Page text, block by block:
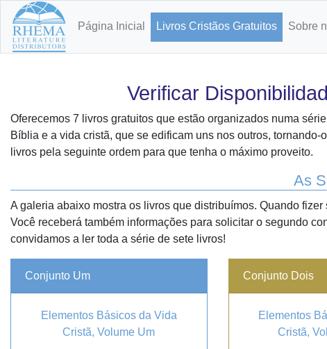
Página Inicial Livros Cristãos Gratuitos Sobre
Verificar
Oferecemos 7 livros gratuitos que estão organizados numa
Bíblia e a vida cristã, que se edificam uns nos outros,
livros pela seguinte ordem para que tenha o máximo proveito.
As
A galeria abaixo mostra os livros que distribuímos. Quando
Você receberá também informações para solicitar o segundo
convidamos a ler toda a série de sete livros!
Conjunto Um
Elementos Básicos da Vida
Cristã, Volume Um
Conjunto Dois
Elementos
Cristã,